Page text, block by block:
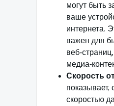
могут быть
ваше
интернета.
важен для
веб-
медиа-
Скорость
показывает,
скоростью